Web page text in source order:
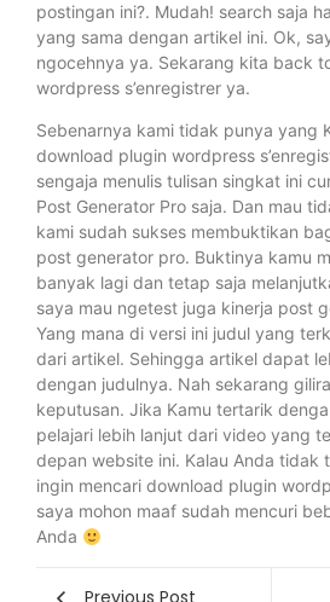
postingan ini?. Mudah! search saja
yang sama dengan artikel ini. Ok,
ngocehnya ya. Sekarang kita back
wordpress s’enregistrer ya.
Sebenarnya kami tidak punya yang
download plugin wordpress
sengaja menulis tulisan singkat ini
Post Generator Pro saja. Dan mau
kami sudah sukses membuktikan
post generator pro. Buktinya kamu
banyak lagi dan tetap saja
saya mau ngetest juga kinerja post
Yang mana di versi ini judul yang
dari artikel. Sehingga artikel dapat
dengan judulnya. Nah sekarang
keputusan. Jika Kamu tertarik
pelajari lebih lanjut dari video yang
depan website ini. Kalau Anda tidak
ingin mencari download plugin
saya mohon maaf sudah mencuri
Anda